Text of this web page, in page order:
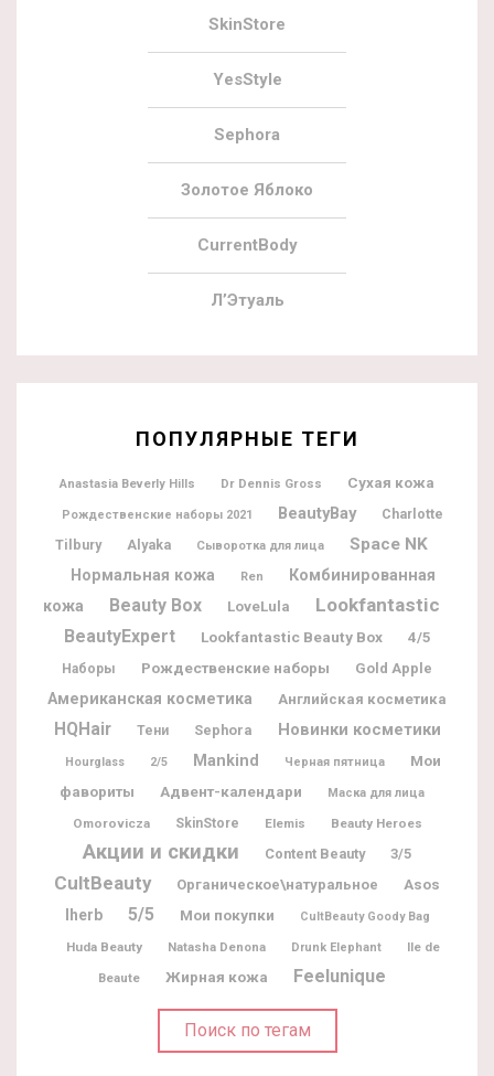
SkinStore
YesStyle
Sephora
Золотое Яблоко
CurrentBody
Л’Этуаль
ПОПУЛЯРНЫЕ ТЕГИ
Anastasia Beverly Hills Dr Dennis Gross Сухая кожа
Рождественские наборы 2021 BeautyBay
Charlotte
Tilbury
Alyaka Сыворотка для лица Space NK
Нормальная кожа Ren
Комбинированная
кожа
Beauty Box LoveLula Lookfantastic
BeautyExpert Lookfantastic Beauty Box 4/5
Наборы Рождественские наборы Gold Apple
Американская косметика Английская косметика
HQHair Тени Sephora Новинки косметики
Hourglass 2/5 Mankind Черная пятница
Мои
фавориты
Адвент-календари Маска для лица
Omorovicza SkinStore Elemis Beauty Heroes
Акции и скидки Content Beauty 3/5
CultBeauty Органическое\натуральное Asos
Iherb 5/5 Мои покупки CultBeauty Goody Bag
Huda Beauty Natasha Denona Drunk Elephant
Ile de
Beaute
Жирная кожа Feelunique
Поиск по тегам